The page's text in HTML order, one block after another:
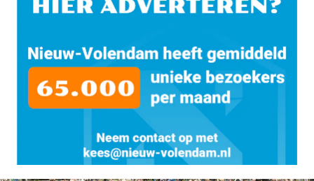
content
Drukkerij NIVO
Zakelijk